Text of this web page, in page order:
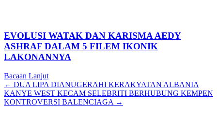
EVOLUSI WATAK DAN KARISMA AEDY
ASHRAF DALAM 5 FILEM IKONIK
LAKONANNYA
Bacaan Lanjut
Posts
navigation
← DUA LIPA DIANUGERAHI KERAKYATAN ALBANIA
KANYE WEST KECAM SELEBRITI BERHUBUNG KEMPEN
KONTROVERSI BALENCIAGA →